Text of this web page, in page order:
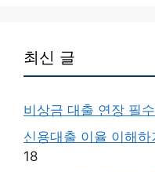
최신 글
비상금 대출 연장 필
신용대출 이율 이해
18